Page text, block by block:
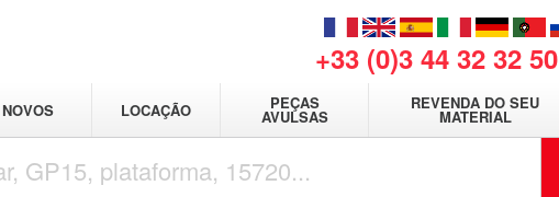
+33 (0)3 44 32 32 50
NOVOS LOCAÇÃO PEÇAS
AVULSAS
REVENDA DO SEU
MATERIAL